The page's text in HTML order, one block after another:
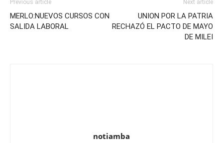
Previous article
MERLO:NUEVOS CURSOS CON
SALIDA LABORAL
Next article
UNION POR LA PATRIA
RECHAZÓ EL PACTO DE MAYO
DE MILEI
notiamba